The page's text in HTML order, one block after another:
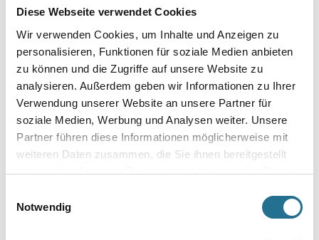
Diese Webseite verwendet Cookies
Wir verwenden Cookies, um Inhalte und Anzeigen zu
personalisieren, Funktionen für soziale Medien anbieten
zu können und die Zugriffe auf unsere Website zu
analysieren. Außerdem geben wir Informationen zu Ihrer
Verwendung unserer Website an unsere Partner für
soziale Medien, Werbung und Analysen weiter. Unsere
Partner führen diese Informationen möglicherweise mit
weiteren Daten zusammen, die Sie ihnen bereitgestellt
haben oder die sie im Rahmen Ihrer Nutzung der Dienste
Notwendig
Umrechnungsfaktoren